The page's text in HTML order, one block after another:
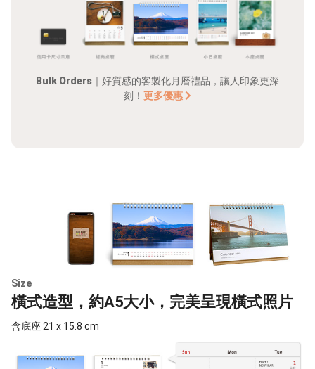
Bulk Orders ｜好質感的客製化月曆禮品，讓人印象更深
刻！ 更多優惠
Size
橫式造型，約A5大小，完美呈現橫式照片
含底座 21 x 15.8 cm